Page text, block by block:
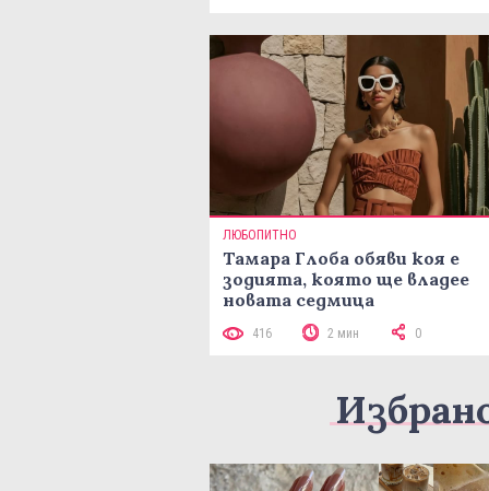
ЛЮБОПИТНО
Тамара Глоба обяви коя е
зодията, която ще владее
новата седмица
416 2 мин 0